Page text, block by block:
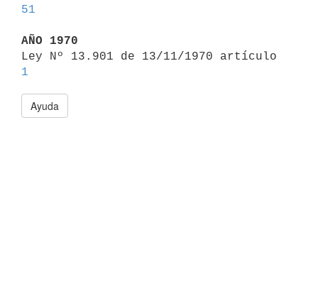
51
AÑO 1970
1
Ayuda